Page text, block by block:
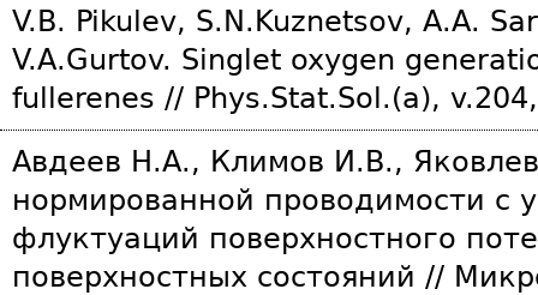
V.B. Pikulev, S.N.Kuznetsov, A.A.
V.A.Gurtov. Singlet oxygen
fullerenes // Phys.Stat.Sol.(a),
Авдеев Н.А., Климов И.В.,
нормированной проводимости с
флуктуаций поверхностного
поверхностных состояний //